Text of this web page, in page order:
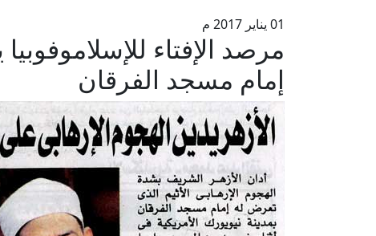
01 يناير 2017 م
مرصد الإفتاء
إمام مسجد الفرقان